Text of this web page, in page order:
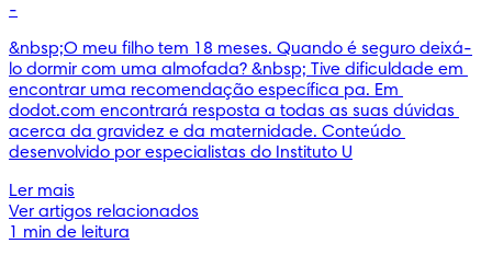
-
&nbsp;O meu filho tem 18 meses. Quando é seguro deixá-
lo dormir com uma almofada? &nbsp; Tive dificuldade em
encontrar uma recomendação específica pa. Em
dodot.com encontrará resposta a todas as suas dúvidas
acerca da gravidez e da maternidade. Conteúdo
desenvolvido por especialistas do Instituto U
Ler mais
Ver artigos relacionados
1 min de leitura